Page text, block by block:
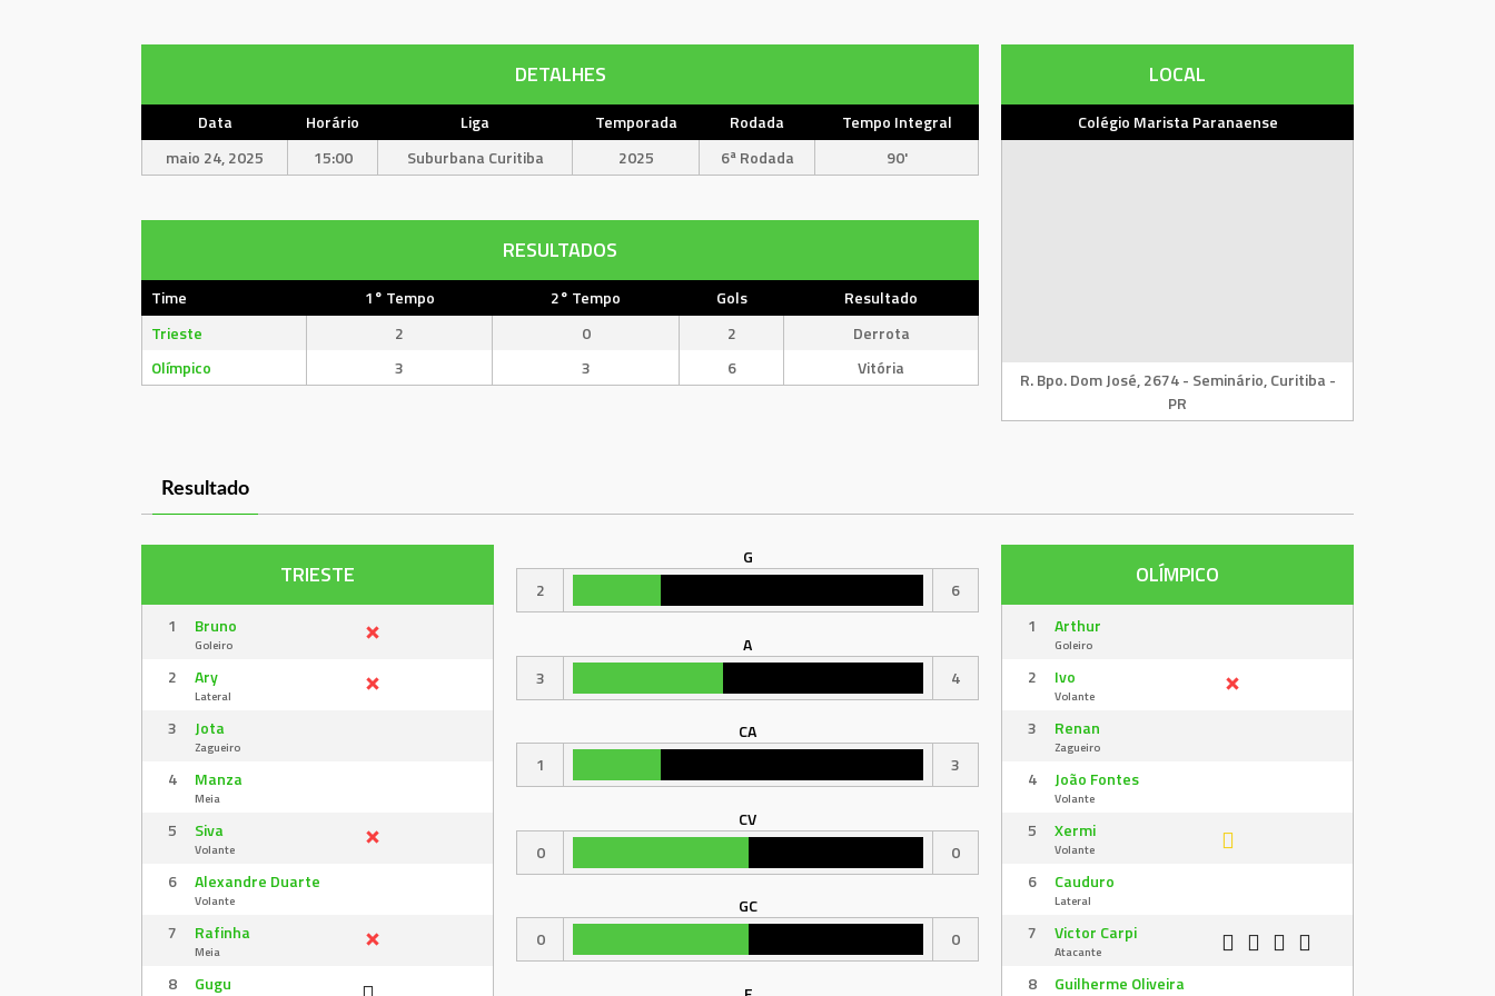
DETALHES
Data Horário Liga Temporada Rodada
Tempo Integral
maio 24, 2025
15:00 Suburbana Curitiba 2025 6ª Rodada 90'
LOCAL
Colégio Marista Paranaense
R. Bpo. Dom José, 2674 - Seminário, Curitiba -
PR
RESULTADOS
Time 1° Tempo 2° Tempo Gols
Resultado
Trieste
2 0 2
Derrota
Olímpico
3 3 6 Vitória
Resultado
TRIESTE
1 Bruno
Goleiro
2 Ary
Lateral
3 Jota
Zagueiro
4 Manza
Meia
5 Siva
Volante
6 Alexandre Duarte
Volante
7 Rafinha
Meia
8 Gugu
OLÍMPICO
1 Arthur
Goleiro
2 Ivo
Volante
3 Renan
Zagueiro
4 João Fontes
Volante
5 Xermi
Volante
6 Cauduro
Lateral
7 Victor Carpi
Atacante
8 Guilherme Oliveira
G
2
6
A
3
4
CA
1
3
CV
0
0
GC
0
0